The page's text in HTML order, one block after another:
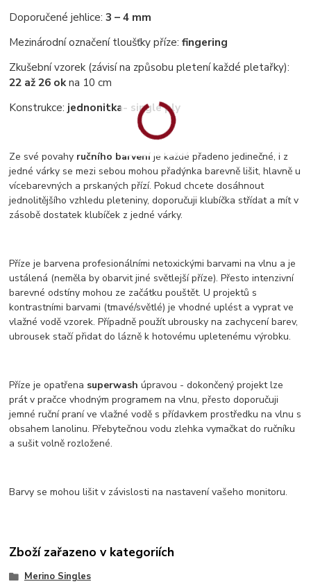
Doporučené jehlice:3 – 4 mm
Mezinárodní označení tloušťky příze:fingering
Zkušební vzorek (závisí na způsobu pletení každé pletařky):
22 až 26 okna 10 cm
Konstrukce: jednonitka- single ply
Ze své povahy ručního barveníje každé přadeno jedinečné, i z
jedné várky se mezi sebou mohou přadýnka barevně lišit, hlavně u
vícebarevných a prskaných přízí. Pokud chcete dosáhnout
jednolitějšího vzhledu pleteniny, doporučuji klubíčka střídat a mít v
zásobě dostatek klubíček z jedné várky.
Příze je barvena profesionálními netoxickými barvami na vlnu a je
ustálená (neměla by obarvit jiné světlejší příze). Přesto intenzivní
barevné odstíny mohou ze začátku pouštět. U projektů s
kontrastními barvami (tmavé/světlé) je vhodné uplést a vyprat ve
vlažné vodě vzorek. Případně použít ubrousky na zachycení barev,
ubrousek stačí přidat do lázně k hotovému upletenému výrobku.
Příze je opatřena superwash úpravou - dokončený projekt lze
prát v pračce vhodným programem na vlnu, přesto doporučuji
jemné ruční praní ve vlažné vodě s přídavkem prostředku na vlnu s
obsahem lanolinu. Přebytečnou vodu zlehka vymačkat do ručníku
a sušit volně rozložené.
Barvy se mohou lišit v závislosti na nastavení vašeho monitoru.
Zboží zařazeno v kategoriích
Merino Singles